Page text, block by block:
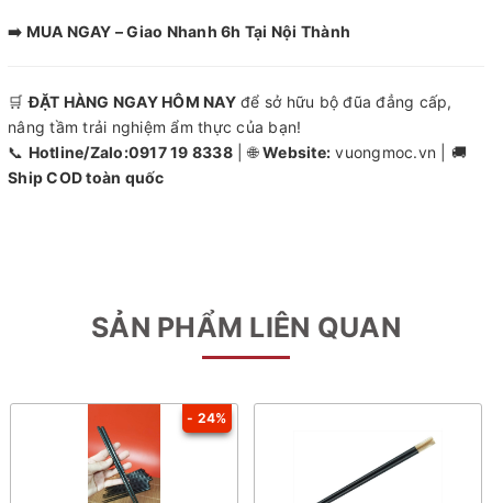
➡️ MUA NGAY – Giao Nhanh 6h Tại Nội Thành
🛒ĐẶT HÀNG NGAY HÔM NAYđể sở hữu bộ đũa đẳng cấp,
nâng tầm trải nghiệm ẩm thực của bạn!
📞 Hotline/Zalo:0917 19 8338| 🌐Website: vuongmoc.vn | 🚚
Ship COD toàn quốc
SẢN PHẨM LIÊN QUAN
- 24%